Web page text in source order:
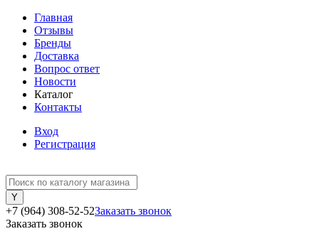
Главная
Отзывы
Бренды
Доставка
Вопрос ответ
Новости
Каталог
Контакты
Вход
Регистрация
+7 (964) 308-52-52Заказать звонок
Заказать звонок